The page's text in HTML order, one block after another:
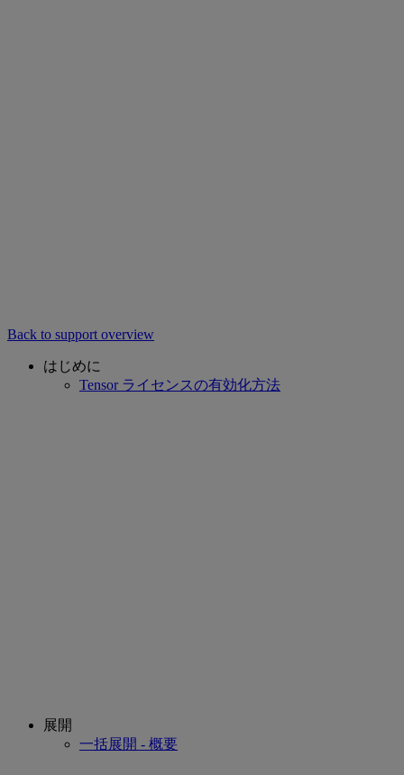
Back to support overview
はじめに
Tensor ライセンスの有効化方法
展開
一括展開 - 概要